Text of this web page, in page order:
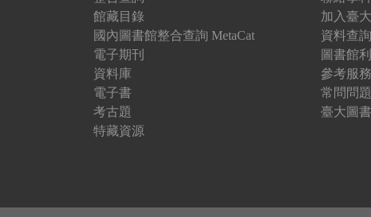
h
e
r
e
館藏目錄
國內圖書館整合查詢 MetaCat
電子期刊
資料庫
電子書
考古題
特藏資源
加入臺
資料查詢
圖書館
參考服
常問問題
臺大圖